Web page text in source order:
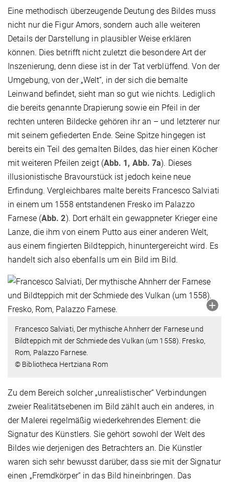
Eine methodisch überzeugende Deutung des Bildes muss
nicht nur die Figur Amors, sondern auch alle weiteren
Details der Darstellung in plausibler Weise erklären
können. Dies betrifft nicht zuletzt die besondere Art der
Inszenierung, denn diese ist in der Tat verblüffend. Von der
Umgebung, von der „Welt“, in der sich die bemalte
Leinwand befindet, sieht man so gut wie nichts. Lediglich
die bereits genannte Drapierung sowie ein Pfeil in der
rechten unteren Bildecke gehören ihr an – und letzterer nur
mit seinem gefiederten Ende. Seine Spitze hingegen ist
bereits ein Teil des gemalten Bildes, das hier einen Köcher
mit weiteren Pfeilen zeigt (Abb. 1, Abb. 7a). Dieses
illusionistische Bravourstück ist jedoch keine neue
Erfindung. Vergleichbares malte bereits Francesco Salviati
in einem um 1558 entstandenen Fresko im Palazzo
Farnese (Abb. 2). Dort erhält ein gewappneter Krieger eine
Lanze, die ihm von einem Putto aus einer anderen Welt,
aus einem fingierten Bildteppich, hinuntergereicht wird. Es
handelt sich also ebenfalls um ein Bild im Bild.
Francesco Salviati, Der mythische Ahnherr der Farnese und
Bildteppich mit der Schmiede des Vulkan (um 1558). Fresko,
Rom, Palazzo Farnese.
© Bibliotheca Hertziana Rom
Zu dem Bereich solcher „unrealistischer“ Verbindungen
zweier Realitätsebenen im Bild zählt auch ein anderes, in
der Malerei regelmäßig wiederkehrendes Element: die
Signatur des Künstlers. Sie gehört sowohl der Welt des
Bildes wie derjenigen des Betrachters an. Die Künstler
waren sich sehr bewusst darüber, dass sie mit der Signatur
einen „Fremdkörper“ in das Bild hineinbringen. Das